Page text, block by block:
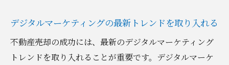
デジタルマーケティングの最新トレンドを取り入れる
不動産売却の成功には、最新のデジタルマーケティング
トレンドを取り入れることが重要です。デジタルマーケ